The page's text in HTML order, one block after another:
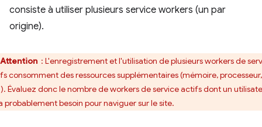
consiste à utiliser plusieurs service workers (un par
origine).
Attention : L'enregistrement et l'utilisation de plusieurs workers de
consomment des ressources supplémentaires (mémoire, processeur,
Évaluez donc le nombre de workers de service actifs dont un
probablement besoin pour naviguer sur le site.